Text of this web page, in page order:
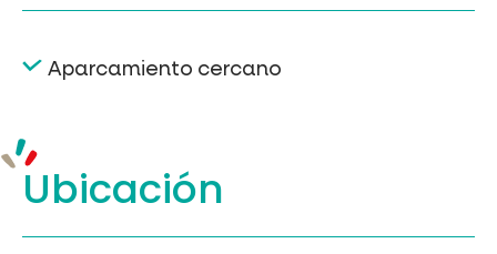
Aparcamiento cercano
Ubicación